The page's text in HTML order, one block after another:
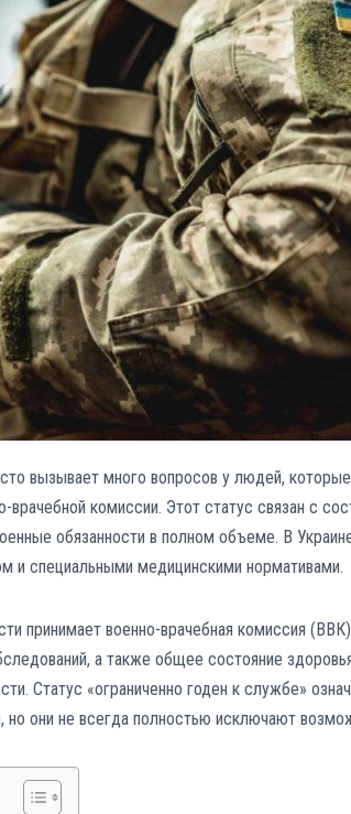
вызывает много вопросов у людей,
комиссии. Этот статус связан с
обязанности в полном объеме. В
и специальными медицинскими нормативами.
принимает военно-врачебная комиссия
а также общее состояние
Статус «ограниченно годен к службе»
они не всегда полностью исключают